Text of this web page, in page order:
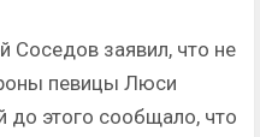
Соседов заявил, что не
певицы Люси
до этого сообщало, что